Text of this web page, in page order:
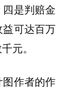
是判赔金
可达百万
元。
作者的作